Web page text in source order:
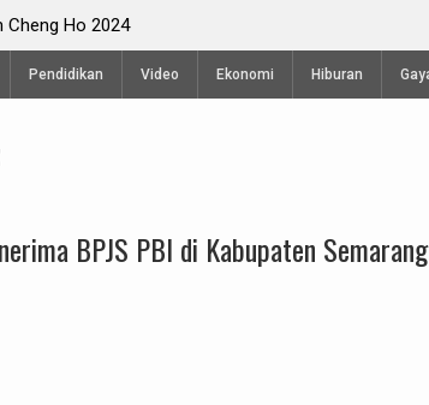
Cheng Ho 2024
Telomoyo VIII
Pendidikan Video Ekonomi Hiburan
BPJS PBI di Kabupaten